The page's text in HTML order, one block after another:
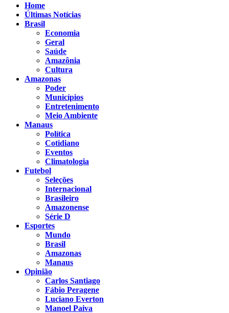
Home
Últimas Notícias
Brasil
Economia
Geral
Saúde
Amazônia
Cultura
Amazonas
Poder
Municípios
Entretenimento
Meio Ambiente
Manaus
Política
Cotidiano
Eventos
Climatologia
Futebol
Seleções
Internacional
Brasileiro
Amazonense
Série D
Esportes
Mundo
Brasil
Amazonas
Manaus
Opinião
Carlos Santiago
Fábio Peragene
Luciano Everton
Manoel Paiva